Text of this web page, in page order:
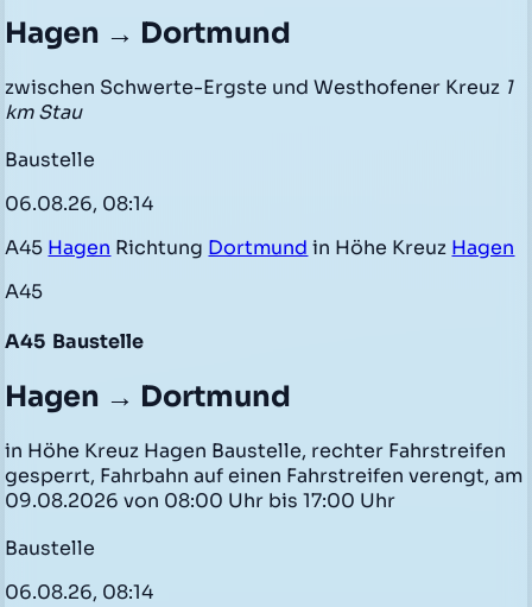
Hagen → Dortmund
zwischen Schwerte-Ergste und Westhofener Kreuz 1
km Stau
Baustelle
06.08.26, 08:14
A45 Hagen Richtung Dortmund in Höhe Kreuz Hagen
A45
A45 Baustelle
Hagen → Dortmund
in Höhe Kreuz Hagen Baustelle, rechter Fahrstreifen
gesperrt, Fahrbahn auf einen Fahrstreifen verengt, am
09.08.2026 von 08:00 Uhr bis 17:00 Uhr
Baustelle
06.08.26, 08:14